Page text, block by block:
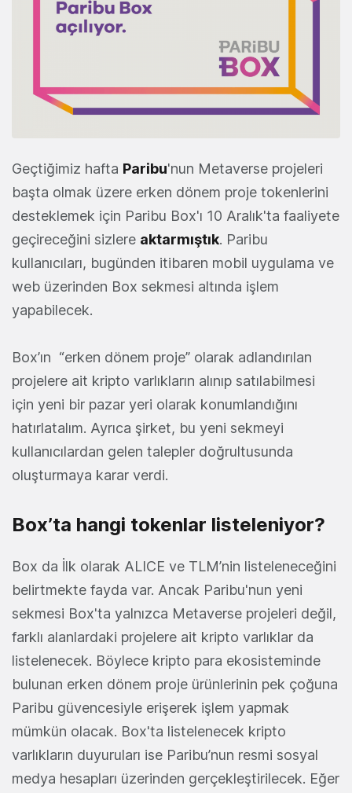
Geçtiğimiz hafta Paribu'nun Metaverse projeleri
başta olmak üzere erken dönem proje tokenlerini
desteklemek için Paribu Box'ı 10 Aralık'ta faaliyete
geçireceğini sizlere aktarmıştık. Paribu
kullanıcıları, bugünden itibaren mobil uygulama ve
web üzerinden Box sekmesi altında işlem
yapabilecek.
Box’ın “erken dönem proje” olarak adlandırılan
projelere ait kripto varlıkların alınıp satılabilmesi
için yeni bir pazar yeri olarak konumlandığını
hatırlatalım. Ayrıca şirket, bu yeni sekmeyi
kullanıcılardan gelen talepler doğrultusunda
oluşturmaya karar verdi.
Box’ta hangi tokenlar listeleniyor?
Box da İlk olarak ALICE ve TLM’nin listeleneceğini
belirtmekte fayda var. Ancak Paribu'nun yeni
sekmesi Box'ta yalnızca Metaverse projeleri değil,
farklı alanlardaki projelere ait kripto varlıklar da
listelenecek. Böylece kripto para ekosisteminde
bulunan erken dönem proje ürünlerinin pek çoğuna
Paribu güvencesiyle erişerek işlem yapmak
mümkün olacak. Box'ta listelenecek kripto
varlıkların duyuruları ise Paribu’nun resmi sosyal
medya hesapları üzerinden gerçekleştirilecek. Eğer